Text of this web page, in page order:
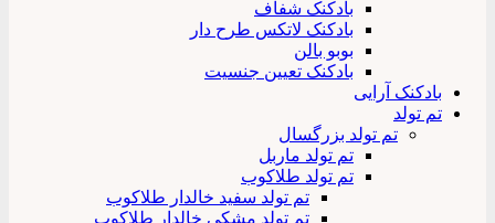
بادکنک شفاف
بادکنک لاتکس طرح دار
بوبو بالن
بادکنک تعیین جنسیت
بادکنک آرایی
تم تولد
تم تولد بزرگسال
تم تولد ماربل
تم تولد طلاکوب
تم تولد سفید خالدار طلاکوب
تم تولد مشکی خالدار طلاکوب